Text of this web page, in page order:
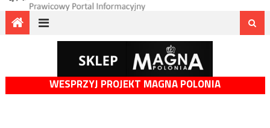
WESPRZYJ PROJEKT MAGNA POLONIA